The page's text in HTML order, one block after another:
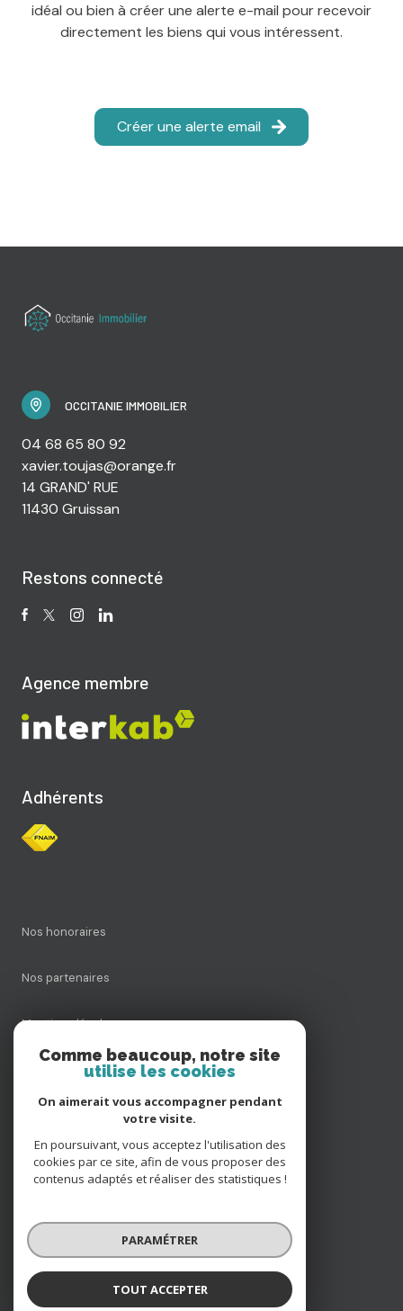
idéal ou bien à créer une alerte e-mail pour recevoir
directement les biens qui vous intéressent.
Créer une alerte email
OCCITANIE IMMOBILIER
04 68 65 80 92
xavier.toujas@orange.fr
14 GRAND' RUE
11430 Gruissan
Restons connecté
Agence membre
Adhérents
Nos honoraires
Nos partenaires
Mentions légales
Cookies
© 2026 | Tous droits réservés
Réalisé par
Comme beaucoup, notre site
utilise les cookies
On aimerait vous accompagner pendant
votre visite.
En poursuivant, vous acceptez l'utilisation des
cookies par ce site, afin de vous proposer des
contenus adaptés et réaliser des statistiques !
PARAMÉTRER
TOUT ACCEPTER